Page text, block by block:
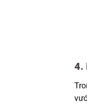
4.